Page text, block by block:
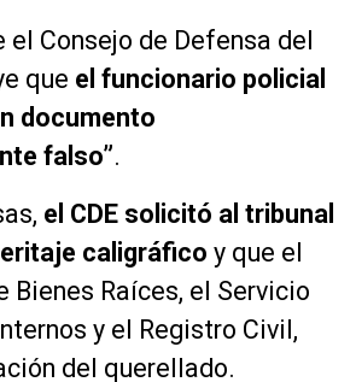
el Consejo de Defensa del
que el funcionario policial
documento
falso”.
el CDE solicitó al tribunal
caligráfico y que el
Bienes Raíces, el Servicio
y el Registro Civil,
del querellado.